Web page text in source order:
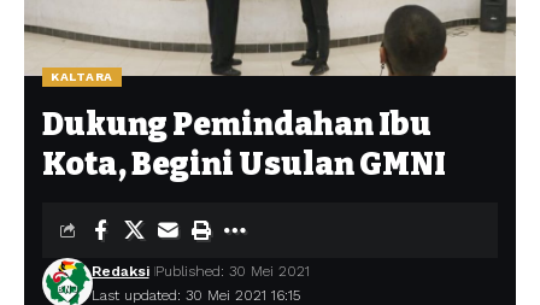
KALTARA
Dukung Pemindahan Ibu
Kota, Begini Usulan GMNI
Last updated: 30 Mei 2021 16:15
Redaksi Published: 30 Mei 2021